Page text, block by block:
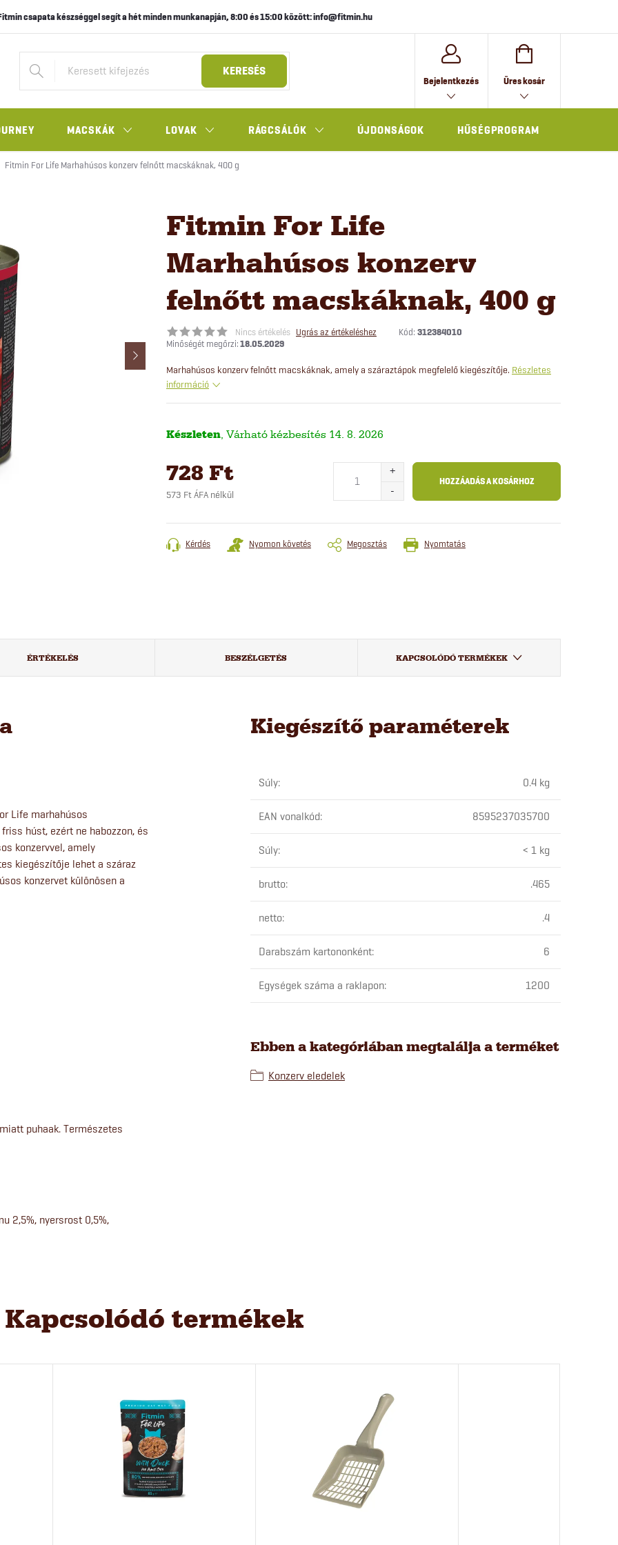
csapata készséggel segít a hét minden munkanapján, 8:00 és 15:00 között: info@fitmin.hu
KERESÉS
Bejelentkezés KOSÁR
Üres kosár
MACSKÁK LOVAK RÁGCSÁLÓK ÚJDONSÁGOK HŰSÉGPROGRAM
Fitmin For Life Marhahúsos konzerv felnőtt macskáknak, 400 g
Fitmin For Life
Marhahúsos konzerv
felnőtt macskáknak, 400 g
Nincs értékelés Ugrás az értékeléshez Kód: 312384010
18.05.2029
Marhahúsos konzerv felnőtt macskáknak, amely a száraztápok megfelelő kiegészítője. Részletes
információ
Készleten 14. 8. 2026
728 Ft
573 Ft ÁFA nélkül
HOZZÁADÁS A KOSÁRHOZ
Nyomtatás
Kérdés Nyomon követés Megosztás
ÉRTÉKELÉS BESZÉLGETÉS KAPCSOLÓDÓ TERMÉKEK
Life marhahúsos
húst, ezért ne habozzon, és
konzervvel, amely
kiegészítője lehet a száraz
konzervet különösen a
puhaak. Természetes
2,5%, nyersrost 0,5%,
Kiegészítő paraméterek
Súly: 0.4 kg
EAN vonalkód: 8595237035700
Súly: < 1 kg
brutto: .465
netto: .4
Darabszám kartononként: 6
Egységek száma a raklapon: 1200
Ebben a kategóriában megtalálja a terméket
Konzerv eledelek
Kapcsolódó termékek